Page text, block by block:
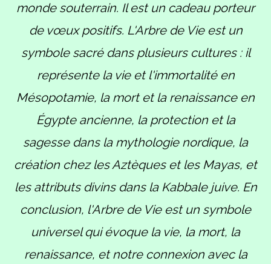
monde souterrain. Il est un cadeau porteur
de vœux positifs. L'Arbre de Vie est un
symbole sacré dans plusieurs cultures : il
représente la vie et l'immortalité en
Mésopotamie, la mort et la renaissance en
Égypte ancienne, la protection et la
sagesse dans la mythologie nordique, la
création chez les Aztèques et les Mayas, et
les attributs divins dans la Kabbale juive. En
conclusion, l'Arbre de Vie est un symbole
universel qui évoque la vie, la mort, la
renaissance, et notre connexion avec la